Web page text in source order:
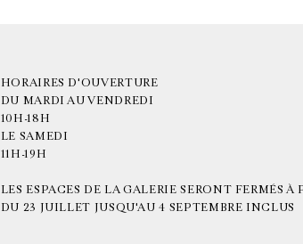
HORAIRES D'OUVERTURE
DU MARDI AU VENDREDI
10H-18H
LE SAMEDI
11H-19H
LES ESPACES DE LA GALERIE SERONT FERMÉS À
DU 23 JUILLET JUSQU'AU 4 SEPTEMBRE INCLUS